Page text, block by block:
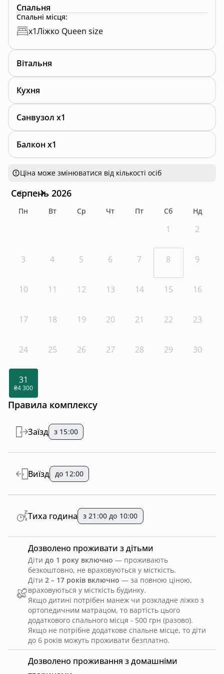
Спальня
Спальні місця:
x1Ліжко Queen size
Вітальня
Кухня
Санвузол x1
Балкон x1
Ціна може змінюватися від кількості осіб
Серпень 2026
Пн Вт Ср Чт Пт Сб Нд
1 2
3 4 5 6 7 8 9
10 11 12 13 14 15 16
17 18 19 20 21 22 23
24 25 26 27 28 29 30
31
₴4 300
Правила комплексу
Дозволено проживання з домашніми
Заїзд з 15:00
Виїзд до 12:00
Дозволено проживати з дітьми
Діти до 1 року включно — проживають
безкоштовно, не враховуються у місткість.
Діти 2 – 17 років включно — за повною ціною,
враховуються у місткість будинку.
Якщо дитині потрібен манеж чи розкладне ліжко з
ортопедичним матрацом, то вартість цього
додаткового спального місця - 500 грн (разово).
Якщо не потрібне додаткове спальне місце, то діти
до 6 років можуть проживати безплатно.
Тиха година з 21:00 до 10:00